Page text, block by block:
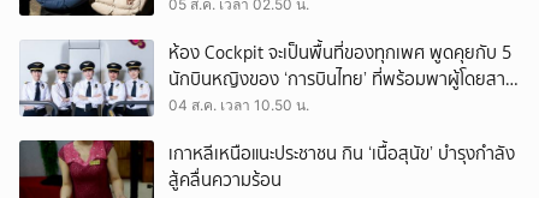
05 ส.ค. เวลา 02.50 น.
ห้อง Cockpit จะเป็นพื้นที่ของทุกเพศ พูดคุยกับ 5
นักบินหญิงของ ‘การบินไทย’ ที่พร้อมพาผู้โดยสาร
บินไปทั่วโลก
04 ส.ค. เวลา 10.50 น.
เกาหลีเหนือแนะประชาชน กิน ‘เนื้อสุนัข’ บำรุงกำลัง
สู้คลื่นความร้อน